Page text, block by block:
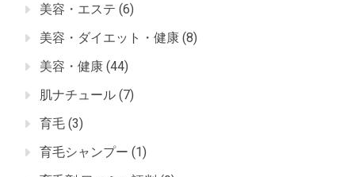
美容・エステ (6)
美容・ダイエット・健康 (8)
美容・健康 (44)
肌ナチュール (7)
育毛 (3)
育毛シャンプー (1)